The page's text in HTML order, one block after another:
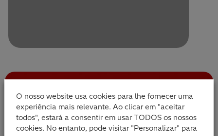
Descubra como
O nosso website usa cookies para lhe fornecer uma
experiência mais relevante. Ao clicar em "aceitar
todos", estará a consentir em usar TODOS os nossos
cookies. No entanto, pode visitar "Personalizar" para